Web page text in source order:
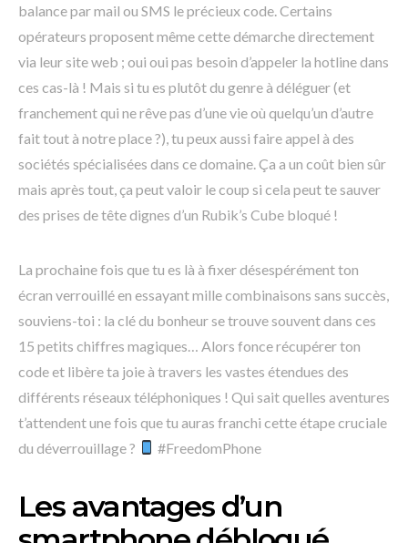
balance par mail ou SMS le précieux code. Certains
opérateurs proposent même cette démarche directement
via leur site web ; oui oui pas besoin d’appeler la hotline dans
ces cas-là ! Mais si tu es plutôt du genre à déléguer (et
franchement qui ne rêve pas d’une vie où quelqu’un d’autre
fait tout à notre place ?), tu peux aussi faire appel à des
sociétés spécialisées dans ce domaine. Ça a un coût bien sûr
mais après tout, ça peut valoir le coup si cela peut te sauver
des prises de tête dignes d’un Rubik’s Cube bloqué !
La prochaine fois que tu es là à fixer désespérément ton
écran verrouillé en essayant mille combinaisons sans succès,
souviens-toi : la clé du bonheur se trouve souvent dans ces
15 petits chiffres magiques… Alors fonce récupérer ton
code et libère ta joie à travers les vastes étendues des
différents réseaux téléphoniques ! Qui sait quelles aventures
t’attendent une fois que tu auras franchi cette étape cruciale
du déverrouillage ?
#FreedomPhone
Les avantages d’un